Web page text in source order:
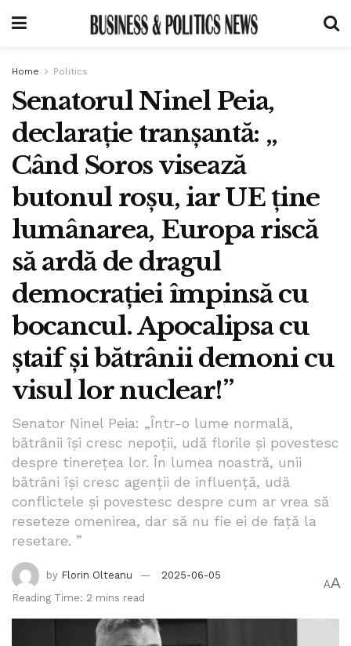
Home Politics
Senatorul Ninel Peia,
declarație tranșantă: „
Când Soros visează
butonul roșu, iar UE ține
lumânarea, Europa riscă
să ardă de dragul
democrației împinsă cu
bocancul. Apocalipsa cu
ștaif și bătrânii demoni cu
visul lor nuclear!”
Senator Ninel Peia: „Într-o lume normală,
bătrânii își cresc nepoții, udă florile și povestesc
despre tinerețea lor. În lumea noastră, unii
bătrâni își cresc agenții de influență, udă
conflictele și povestesc despre cum ar vrea să
reseteze omenirea, dar să nu fie ei de față la
resetare. ”
by Florin Olteanu
2025-06-05
Reading Time: 2 mins read
AA